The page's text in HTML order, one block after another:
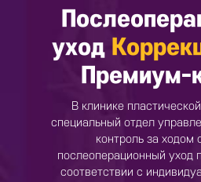
уход
Премиум-
В клинике
специальный отдел
контроль за ходом
послеоперационный уход
соответствии с